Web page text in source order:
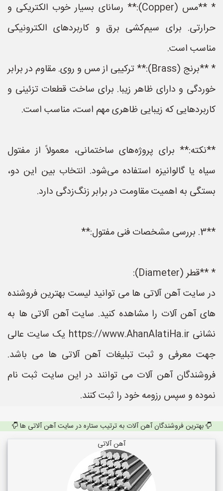
* **مس (Copper):** رسانای بسیار خوب الکتریکی و
حرارتی. برای سیم‌کشی برق و کاربردهای الکترونیکی
مناسب است.
* **برنج (Brass):** ترکیبی از مس و روی. مقاوم در برابر
خوردگی و دارای ظاهر زیبا. برای ساخت قطعات تزئینی و
کاربردهایی که زیبایی ظاهری مهم است، مناسب است.
**نکته:** برای پروژه‌های ساختمانی، معمولاً از مفتول
سیاه یا گالوانیزه استفاده می‌شود. انتخاب بین این دو،
بستگی به اهمیت مقاومت در برابر زنگ‌زدگی دارد.
**3. بررسی مشخصات فنی مفتول:**
* **قطر (Diameter):
در سایت آهن آلاتی ها می توانید لیست بهترین فروشنده
های آهن آلات را مشاهده کنید. سایت آهن آلاتی ها به
نشانی https://www.AhanAlatiHa.ir یک سایت عالی
جهت معرفی و ثبت تبلیغات آهن آلاتی ها می باشد.
فروشندگان آهن آلات می توانند در این سایت ثبت نام
نموده و سپس رزومه خود را ثبت کنند.
بهترین فروشندگان آهن آلات به ترتیب ستاره در سایت آهن آلاتی ها
آهن آلاتی